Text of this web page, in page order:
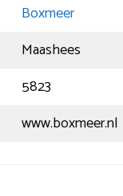
Boxmeer
Maashees
5823
www.boxmeer.nl